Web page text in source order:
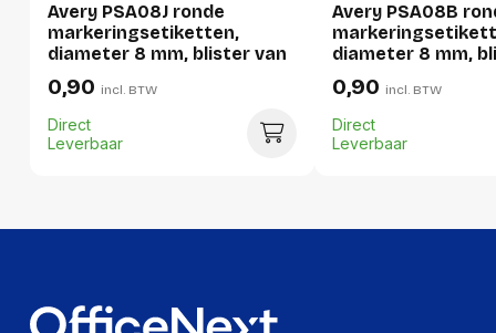
Verpakking
Per stuk
Gewicht:
12 gram
Avery PSA08J ronde
markeringsetiketten,
diameter 8 mm, blister van
490 stuks, geel
0,90 incl. BTW
Direct
Leverbaar
Avery PSA08B
diameter 8 mm,
490 stuks,
0,90 incl. BTW
Direct
Leverbaar